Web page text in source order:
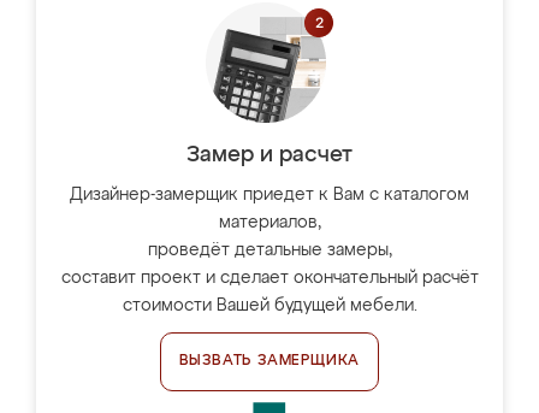
Замер и расчет
Дизайнер-замерщик приедет к Вам с каталогом
материалов,
проведёт детальные замеры,
составит проект и сделает окончательный расчёт
стоимости Вашей будущей мебели.
ВЫЗВАТЬ ЗАМЕРЩИКА